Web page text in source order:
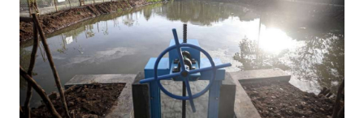
INTERNASIONAL
SERBA-SERBI